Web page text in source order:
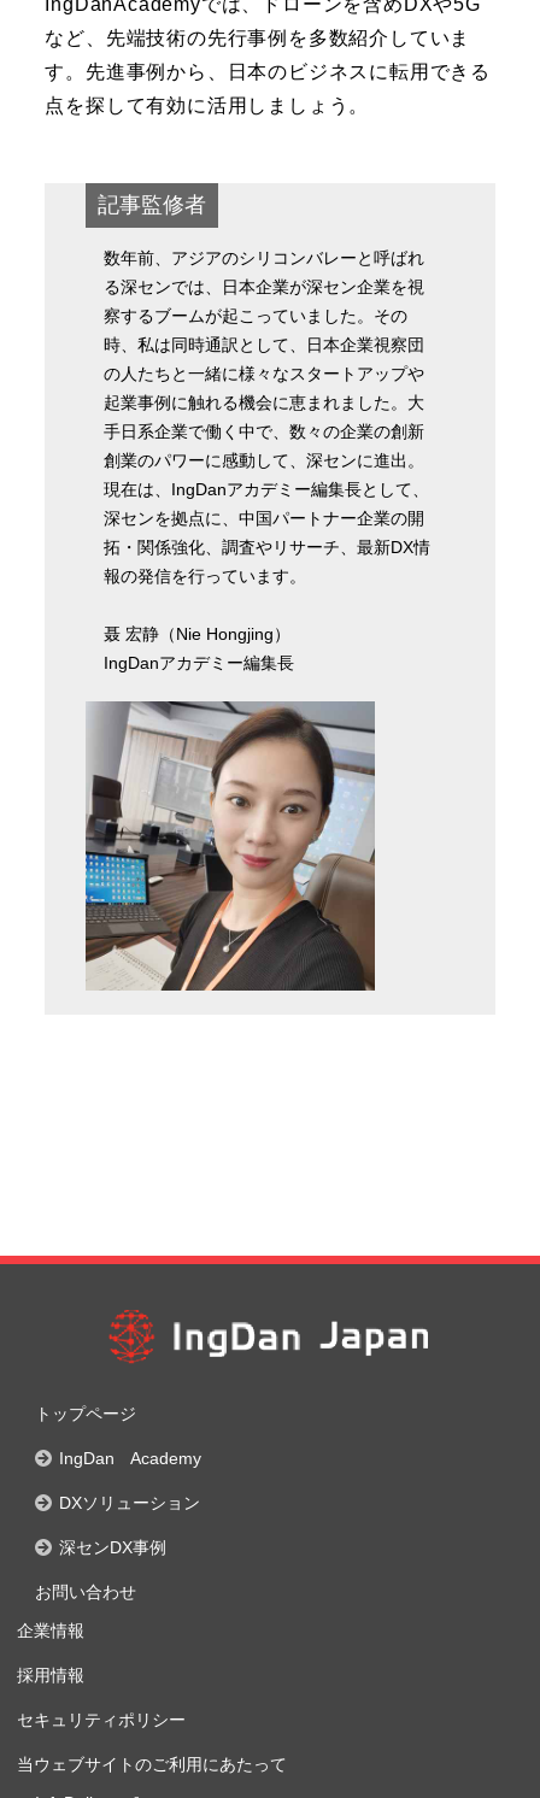
IngDanAcademyでは、ドローンを含めDXや5G
など、先端技術の先行事例を多数紹介していま
す。先進事例から、日本のビジネスに転用できる
点を探して有効に活用しましょう。
記事監修者
数年前、アジアのシリコンバレーと呼ばれ
る深センでは、日本企業が深セン企業を視
察するブームが起こっていました。その
時、私は同時通訳として、日本企業視察団
の人たちと一緒に様々なスタートアップや
起業事例に触れる機会に恵まれました。大
手日系企業で働く中で、数々の企業の創新
創業のパワーに感動して、深センに進出。
現在は、IngDanアカデミー編集長として、
深センを拠点に、中国パートナー企業の開
拓・関係強化、調査やリサーチ、最新DX情
報の発信を行っています。
聂 宏静（Nie Hongjing）
IngDanアカデミー編集長
トップページ
IngDan Academy
DXソリューション
深センDX事例
お問い合わせ
企業情報
採用情報
セキュリティポリシー
当ウェブサイトのご利用にあたって